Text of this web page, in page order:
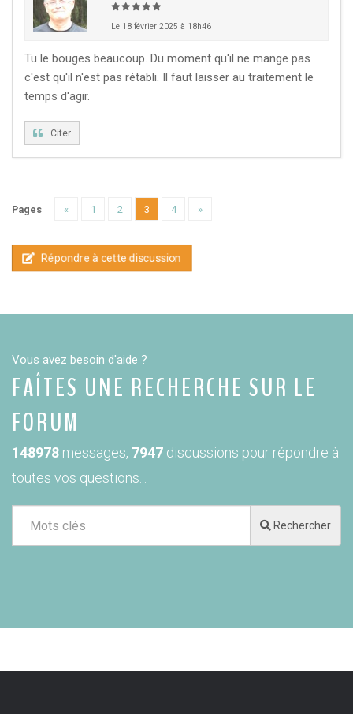
Le 18 février 2025 à 18h46
Tu le bouges beaucoup. Du moment qu'il ne mange pas
c'est qu'il n'est pas rétabli. Il faut laisser au traitement le
temps d'agir.
Citer
Pages « 1 2 3 4 »
Répondre à cette discussion
Vous avez besoin d'aide ?
FAÎTES UNE RECHERCHE SUR LE
FORUM
148978 messages, 7947 discussions pour répondre à
toutes vos questions...
Rechercher